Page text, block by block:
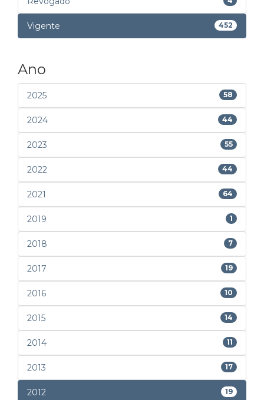
Vigente 452
Ano
2025 58
2024 44
2023 55
2022 44
2021 64
2019 1
2018 7
2017 19
2016 10
2015 14
2014 11
2013 17
2012 19